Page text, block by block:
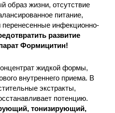
образ жизни, отсутствие
питание,
инфекционно-
развитие
Формицитин!
жидкой формы,
внутреннего приема. В
экстракты,
потенцию.
тонизирующий,